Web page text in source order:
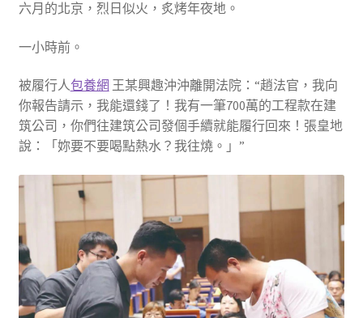
六月的北京，烈日似火，炙烤年夜地。
一小時前。
被履行人包養網 王某興趣沖沖離開法院：“趙法官，我向
你報告請示，我能還錢了！我有一筆700萬的工程款在建
筑公司，你們往建筑公司發個手續就能履行回來！張皇地
說：「妳要不要喝點熱水？我往燒。」”